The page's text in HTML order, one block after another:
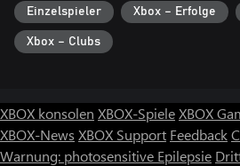
Einzelspieler Xbox – Erfolge
Xbox – Clubs
XBOX konsolen XBOX-SpieleXBOX
XBOX-News XBOX Support Feedback
Warnung: photosensitive Epilepsie